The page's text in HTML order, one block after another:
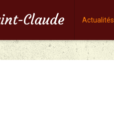
Claude Actualités